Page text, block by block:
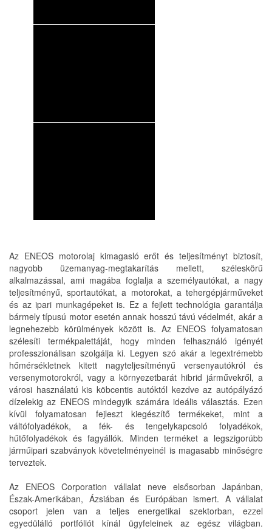
Az ENEOS motorolaj kimagasló erőt és teljesítményt biztosít,
nagyobb üzemanyag-megtakarítás mellett, széleskörű
alkalmazással, ami magába foglalja a személyautókat, a nagy
teljesítményű, sportautókat, a motorokat, a tehergépjárműveket
és az ipari munkagépeket is. Ez a fejlett technológia garantálja
bármely típusú motor esetén annak hosszú távú védelmét, akár a
legnehezebb körülmények között is. Az ENEOS folyamatosan
szélesíti termékpalettáját, hogy minden felhasználó igényét
professzionálisan szolgálja ki. Legyen szó akár a legextrémebb
hőmérsékletnek kitett nagyteljesítményű versenyautókról és
versenymotorokról, vagy a környezetbarát hibrid járművekről, a
városi használatú kis köbcentis autóktól kezdve az autópályázó
dízelekig az ENEOS mindegyik számára ideális választás. Ezen
kívül folyamatosan fejleszt kiegészítő termékeket, mint a
váltófolyadékok, a fék- és tengelykapcsoló folyadékok,
hűtőfolyadékok és fagyállók. Minden terméket a legszigorúbb
járműipari szabványok követelményeinél is magasabb minőségre
terveztek.
Az ENEOS Corporation vállalat neve elsősorban Japánban,
Észak-Amerikában, Ázsiában és Európában ismert. A vállalat
csoport jelen van a teljes energetikai szektorban, ezzel
egyedülálló portfóliót kínál ügyfeleinek az egész világban.